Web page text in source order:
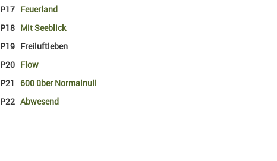
P17 Feuerland
P18 Mit Seeblick
P19 Freiluftleben
P20 Flow
P21 600 über Normalnull
P22Abwesend